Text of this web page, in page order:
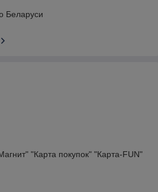
Беларуси
"Карта покупок" "Карта-FUN"